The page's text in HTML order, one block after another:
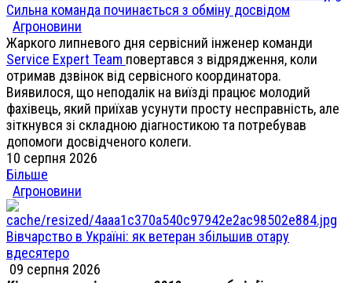
Сильна команда починається з обміну досвідом
Агроновини
Жаркого липневого дня сервісний інженер команди
Service Expert Team повертався з відрядження, коли
отримав дзвінок від сервісного координатора.
Виявилося, що неподалік на виїзді працює молодий
фахівець, який приїхав усунути просту несправність, але
зіткнувся зі складною діагностикою та потребував
допомоги досвідченого колеги.
10 серпня 2026
Більше
Агроновини
Вівчарство в Україні: як ветеран збільшив отару
вдесятеро
09 серпня 2026